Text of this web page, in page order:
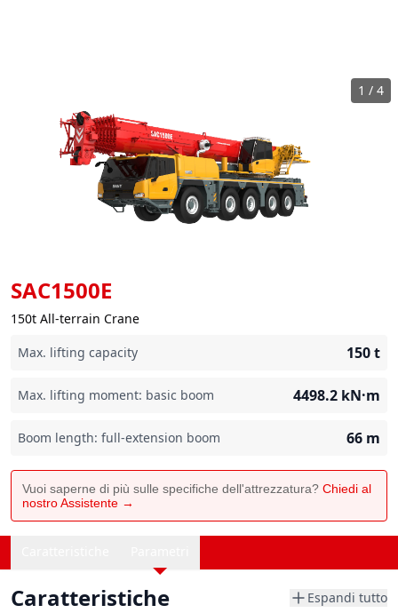
SAC1500E
150t All-terrain Crane
Max. lifting capacity
150t
Max. lifting moment: basic boom 4498.2 kN·m
Boom length: full-extension boom 66 m
Vuoi saperne di più sulle specifiche dell'attrezzatura? Chiedi al
nostro Assistente →
1 / 4
Caratteristiche Espandi tutto